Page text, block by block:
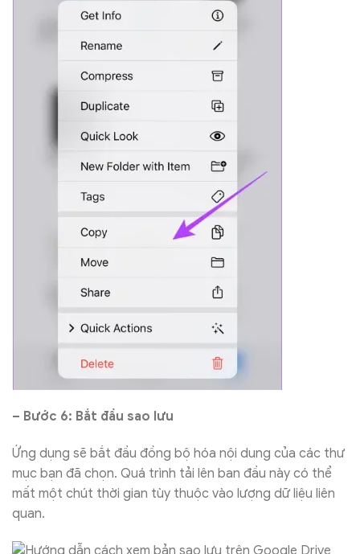
– Bước 6: Bắt đầu sao lưu
Ứng dụng sẽ bắt đầu đồng bộ hóa nội dung của các thư
mục bạn đã chọn. Quá trình tải lên ban đầu này có thể
mất một chút thời gian tùy thuộc vào lượng dữ liệu liên
quan.